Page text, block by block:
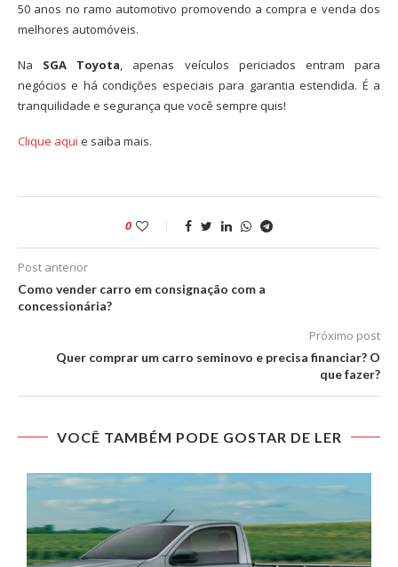
50 anos no ramo automotivo promovendo a compra e venda dos
melhores automóveis.
Na SGA Toyota, apenas veículos periciados entram para
negócios e há condições especiais para garantia estendida. É a
tranquilidade e segurança que você sempre quis!
Clique aqui e saiba mais.
0
Post anterior
Como vender carro em consignação com a
concessionária?
Próximo post
Quer comprar um carro seminovo e precisa financiar? O
que fazer?
VOCÊ TAMBÉM PODE GOSTAR DE LER